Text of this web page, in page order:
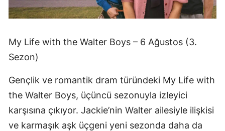
My Life with the Walter Boys – 6 Ağustos (3.
Sezon)
Gençlik ve romantik dram türündeki My Life with
the Walter Boys, üçüncü sezonuyla izleyici
karşısına çıkıyor. Jackie’nin Walter ailesiyle ilişkisi
ve karmaşık aşk üçgeni yeni sezonda daha da